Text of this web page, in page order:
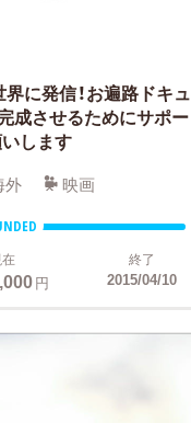
に発信！お遍路ドキュ
成させるためにサポー
します
外 映画
円
終了
2015/04/10